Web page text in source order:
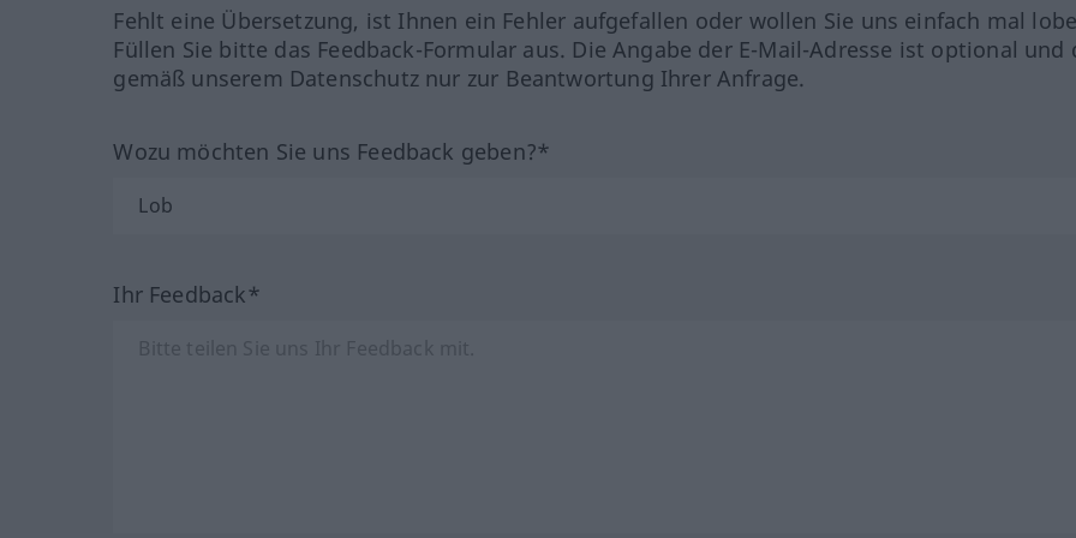
Fehlt eine Übersetzung, ist Ihnen ein Fehler aufgefallen oder wollen Sie uns einfach mal
Füllen Sie bitte das Feedback-Formular aus. Die Angabe der E-Mail-Adresse ist optional und
gemäß unserem Datenschutz nur zur Beantwortung Ihrer Anfrage.
Wozu möchten Sie uns Feedback geben?*
Ihr Feedback*